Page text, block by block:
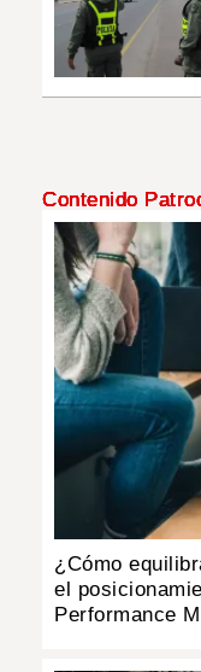
Contenido
¿Cómo
el
Performance